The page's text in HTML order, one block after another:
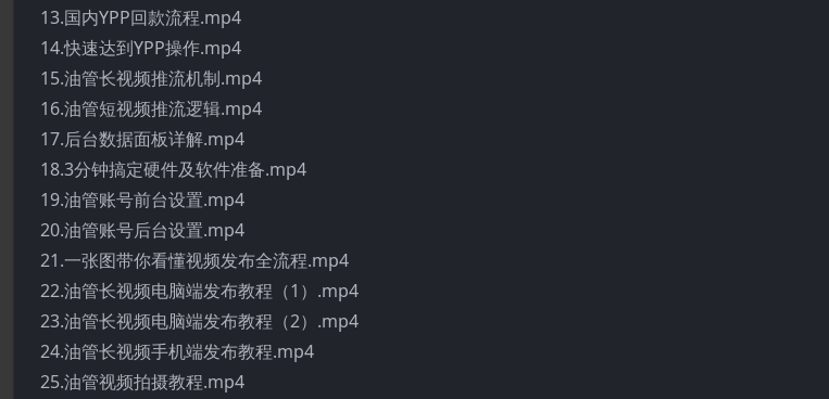
13.国内YPP回款流程.mp4
14.快速达到YPP操作.mp4
15.油管长视频推流机制.mp4
16.油管短视频推流逻辑.mp4
17.后台数据面板详解.mp4
18.3分钟搞定硬件及软件准备.mp4
19.油管账号前台设置.mp4
20.油管账号后台设置.mp4
21.一张图带你看懂视频发布全流程.mp4
22.油管长视频电脑端发布教程（1）.mp4
23.油管长视频电脑端发布教程（2）.mp4
24.油管长视频手机端发布教程.mp4
25.油管视频拍摄教程.mp4